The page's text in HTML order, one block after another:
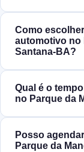
Como
automotivo no
Santana‑BA?
Qual é o
no Parque da
Posso
Parque da